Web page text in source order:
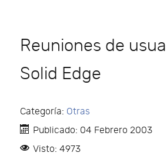
Reuniones de
Solid Edge
Categoría: Otras
Publicado: 04 Febrero 2003
Visto: 4973